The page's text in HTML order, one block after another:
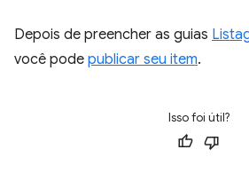
Depois de preencher as guias
você pode publicar seu item.
Isso foi útil?